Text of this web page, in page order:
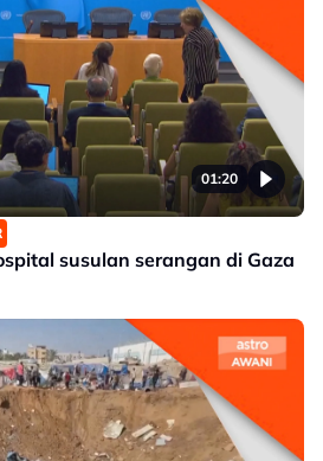
01:20
susulan serangan di Gaza